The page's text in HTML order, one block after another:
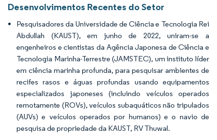
Desenvolvimentos Recentes do Setor
Pesquisadores da Universidade de Ciência e Tecnologia Rei
Abdullah (KAUST), em junho de 2022, uniram-se a
engenheiros e cientistas da Agência Japonesa de Ciência e
Tecnologia Marinha-Terrestre (JAMSTEC), um instituto líder
em ciência marinha profunda, para pesquisar ambientes de
recifes rasos e águas profundas usando equipamentos
especializados japoneses (incluindo veículos operados
remotamente (ROVs), veículos subaquáticos não tripulados
(AUVs) e veículos operados por humanos) e o navio de
pesquisa de propriedade da KAUST, RV Thuwal.